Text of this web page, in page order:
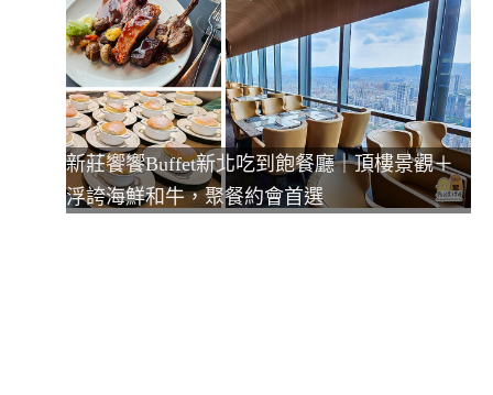
新莊饗饗Buffet新北吃到飽餐廳｜頂樓景觀＋
浮誇海鮮和牛，聚餐約會首選